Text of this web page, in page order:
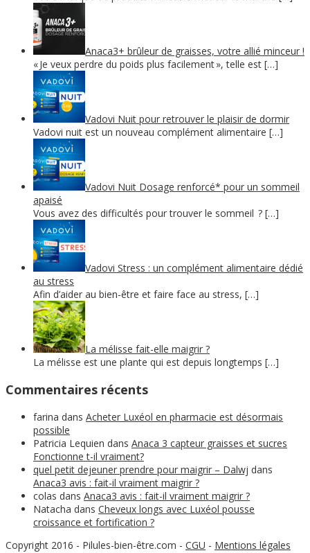
Anaca3+ brûleur de graisses, votre allié minceur !
« Je veux perdre du poids plus facilement », telle est […]
Vadovi Nuit pour retrouver le plaisir de dormir
Vadovi nuit est un nouveau complément alimentaire […]
Vadovi Nuit Dosage renforcé* pour un sommeil
apaisé
Vous avez des difficultés pour trouver le sommeil ? […]
Vadovi Stress : un complément alimentaire dédié
au stress
Afin d’aider au bien-être et faire face au stress, […]
La mélisse fait-elle maigrir ?
La mélisse est une plante qui est depuis longtemps […]
Commentaires récents
farina dans Acheter Luxéol en pharmacie est désormais
possible
Patricia Lequien dans Anaca 3 capteur graisses et sucres
Fonctionne t-il vraiment?
quel petit dejeuner prendre pour maigrir – Dalwj dans
Anaca3 avis : fait-il vraiment maigrir ?
colas dans Anaca3 avis : fait-il vraiment maigrir ?
Natacha dans Cheveux longs avec Luxéol pousse
croissance et fortification ?
Copyright 2016 - Pilules-bien-être.com - CGU - Mentions légales